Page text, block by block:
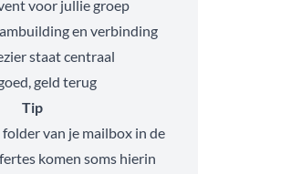
voor jullie groep
en verbinding
staat centraal
geld terug
Tip
van je mailbox in de
komen soms hierin